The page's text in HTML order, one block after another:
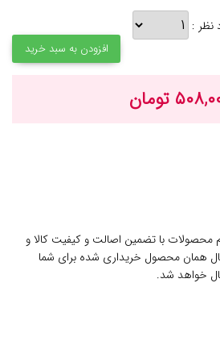
نظر :
افزودن به سبد خرید
تومان
محصولات با تضمین اصالت و کیفیت کالا و
همان محصول خریداری شده برای شما
خواهد شد.